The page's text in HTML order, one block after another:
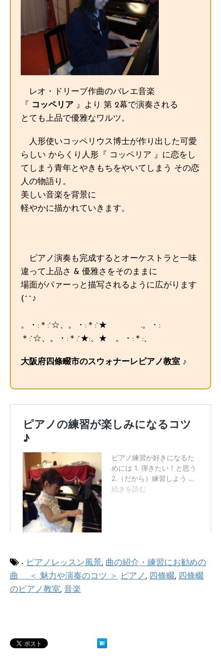
レオ・ドリーブ作曲のバレエ音楽
『
コッペリア 』より 第 2幕で演奏される
とても上品で優雅なワルツ。
人形使いコッペリウス博士が作り出した可愛
らしい からくり人形『 コッペリア 』に恋をし
てしまう青年とやきもちをやいてしまう その恋
人の物語り。
美しい音楽を背景に
軽やかに描かれていきます。
ピアノ演奏も完成するとオーケストラと一味
違って上品さ & 優雅さをそのままに
場面がパァーっと描写されるように広がります
(^^♪
。・:＊:`☆、。・:＊:`★ .。・:
＊:`☆、。・:＊:`★:、★ 。・:＊:、
大阪府四條畷市のスウォナーレピアノ教室 ♪
- ピアノレッスン風景, 曲の紹介・練習にお勧めの
曲 ＜ 魅力や演奏のコツ ＞
ピアノ , 四條畷, 四條畷
のピアノ教室, 音楽